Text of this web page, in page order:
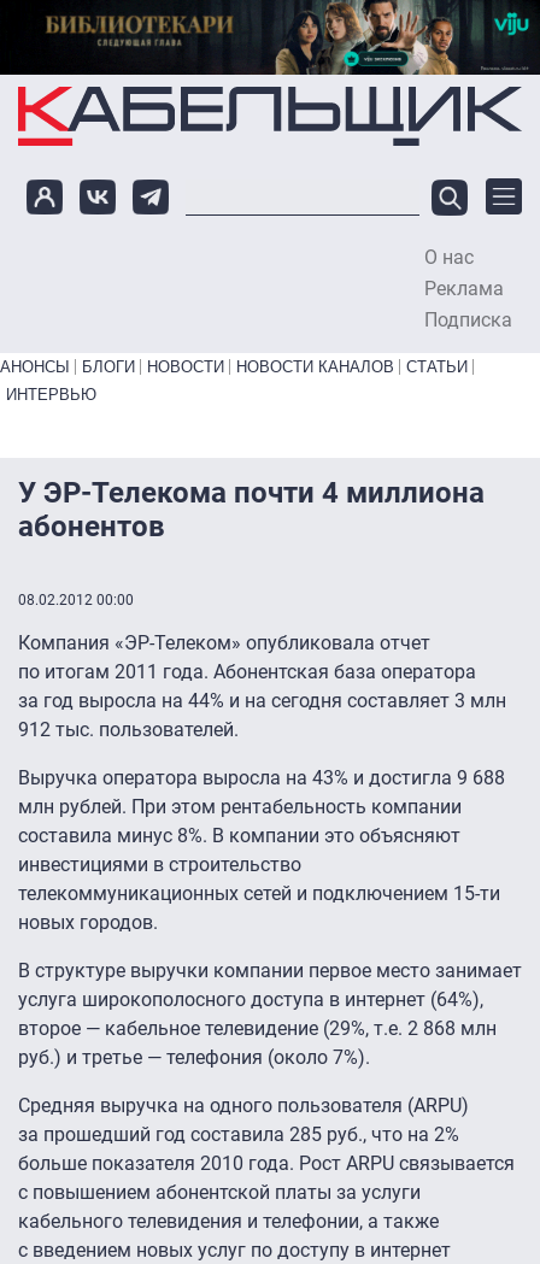
Перейти к основному содержанию
О нас
Реклама
Подписка
Primary links bottom
АНОНСЫ БЛОГИ НОВОСТИ НОВОСТИ КАНАЛОВ
СТАТЬИ
ИНТЕРВЬЮ
У ЭР-Телекома почти 4 миллиона
абонентов
08.02.2012 00:00
Компания «ЭР-Телеком» опубликовала отчет
по итогам 2011 года. Абонентская база оператора
за год выросла на 44% и на сегодня составляет 3 млн
912 тыс. пользователей.
Выручка оператора выросла на 43% и достигла 9 688
млн рублей. При этом рентабельность компании
составила минус 8%. В компании это объясняют
инвестициями в строительство
телекоммуникационных сетей и подключением 15-ти
новых городов.
В структуре выручки компании первое место занимает
услуга широкополосного доступа в интернет (64%),
второе — кабельное телевидение (29%, т.е. 2 868 млн
руб.) и третье — телефония (около 7%).
Средняя выручка на одного пользователя (ARPU)
за прошедший год составила 285 руб., что на 2%
больше показателя 2010 года. Рост ARPU связывается
с повышением абонентской платы за услуги
кабельного телевидения и телефонии, а также
с введением новых услуг по доступу в интернет